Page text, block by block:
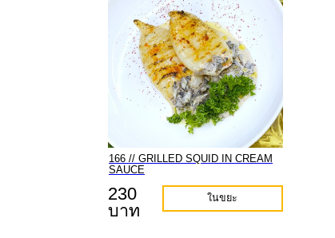
166 // GRILLED SQUID IN CREAM
SAUCE
230
บาท
ในขยะ